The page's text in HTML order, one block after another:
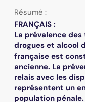
Résumé :
FRANÇAIS :
La prévalence
drogues et alcool
française est
ancienne. La
relais avec les
représentent un
population